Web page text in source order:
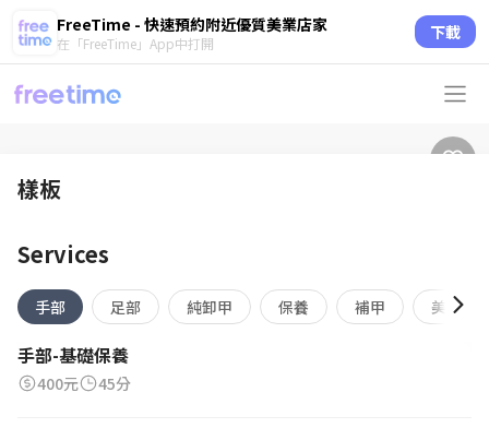
FreeTime - 快速預約附近優質美業店家
在「FreeTime」App中打開 下載
樣板
Services
手部 足部 純卸甲 保養 補甲 美睫
手部-基礎保養
400元 45分